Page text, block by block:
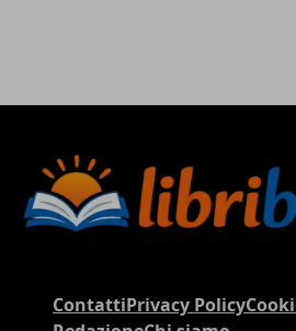
ContattiPrivacy Policy